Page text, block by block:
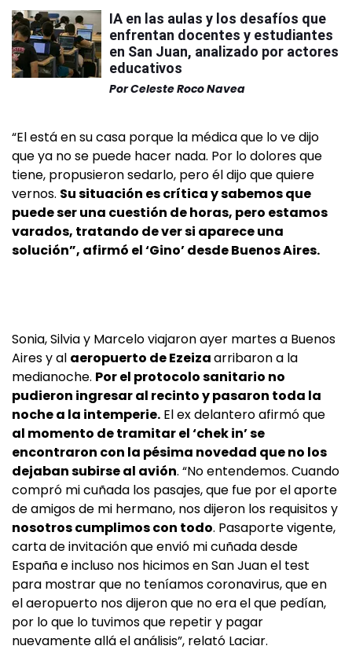
IA en las aulas y los desafíos que
enfrentan docentes y estudiantes
en San Juan, analizado por actores
educativos
PorCeleste Roco Navea
“El está en su casa porque la médica que lo ve dijo
que ya no se puede hacer nada. Por lo dolores que
tiene, propusieron sedarlo, pero él dijo que quiere
vernos. Su situación es crítica y sabemos que
puede ser una cuestión de horas, pero estamos
varados, tratando de ver si aparece una
solución”, afirmó el ‘Gino’ desde Buenos Aires.
Sonia, Silvia y Marcelo viajaron ayer martes a Buenos
Aires y al aeropuerto de Ezeizaarribaron a la
medianoche. Por el protocolo sanitario no
pudieron ingresar al recinto y pasaron toda la
noche a la intemperie. El ex delantero afirmó que
al momento de tramitar el ‘chek in’ se
encontraron con la pésima novedad que no los
dejaban subirse al avión. “No entendemos. Cuando
compró mi cuñada los pasajes, que fue por el aporte
de amigos de mi hermano, nos dijeron los requisitos y
nosotros cumplimos con todo. Pasaporte vigente,
carta de invitación que envió mi cuñada desde
España e incluso nos hicimos en San Juan el test
para mostrar que no teníamos coronavirus, que en
el aeropuerto nos dijeron que no era el que pedían,
por lo que lo tuvimos que repetir y pagar
nuevamente allá el análisis”, relató Laciar.